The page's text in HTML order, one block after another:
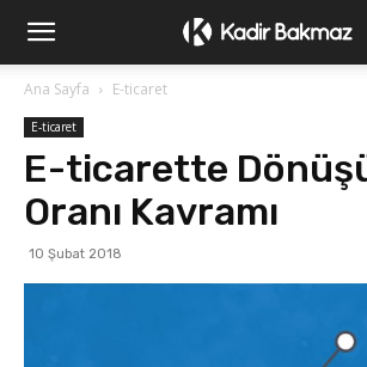
Ana Sayfa E-ticaret
E-ticaret
E-ticarette
Oranı Kavramı
10 Şubat 2018